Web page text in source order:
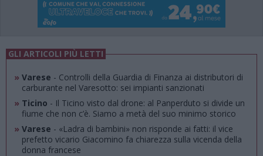
GLI ARTICOLI PIÙ LETTI
» Varese - Controlli della Guardia di Finanza ai distributori di
carburante nel Varesotto: sei impianti sanzionati
» Ticino - Il Ticino visto dal drone: al Panperduto si divide un
fiume che non c’è. Siamo a metà del suo minimo storico
» Varese - «Ladra di bambini» non risponde ai fatti: il vice
prefetto vicario Giacomino fa chiarezza sulla vicenda della
donna francese